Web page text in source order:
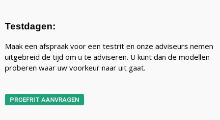
Testdagen:
Maak een afspraak voor een testrit en onze adviseurs nemen
uitgebreid de tijd om u te adviseren. U kunt dan de modellen
proberen waar uw voorkeur naar uit gaat.
PROEFRIT AANVRAGEN